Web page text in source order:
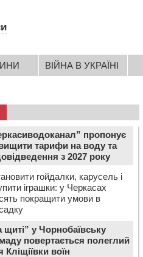
ВІЙНА В УКРАЇНІ
пропонує
тарифи на воду та
з 2027 року
гойдалки, карусель і
іграшки: у Черкасах
покращити умови в
щиті” у Чорнобаївську
повертається полеглий
Кліщіївки воїн